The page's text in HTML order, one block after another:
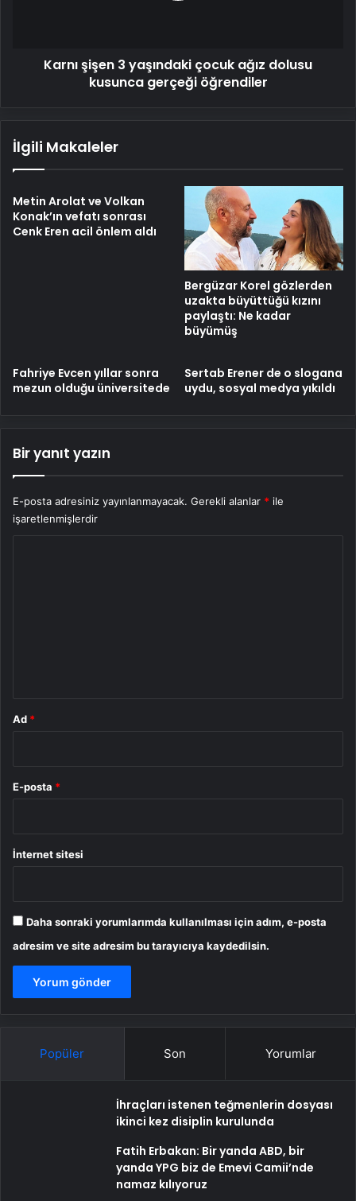
öğrendilerKarnı şişen 3 yaşındaki çocuk ağız dolusu
kusunca gerçeği öğrendiler
İlgili Makaleler
Metin Arolat ve Volkan
Konak’ın vefatı sonrası
Cenk Eren acil önlem aldı
Bergüzar Korel gözlerden
uzakta büyüttüğü kızını
paylaştı: Ne kadar
büyümüş
Fahriye Evcen yıllar sonra
mezun olduğu üniversitede
Sertab Erener de o slogana
uydu, sosyal medya yıkıldı
Bir yanıt yazın
E-posta adresiniz yayınlanmayacak. Gerekli alanlar * ile
işaretlenmişlerdir
Ad *
E-posta *
İnternet sitesi
Daha sonraki yorumlarımda kullanılması için adım, e-posta
adresim ve site adresim bu tarayıcıya kaydedilsin.
Popüler Son Yorumlar
İhraçları istenen teğmenlerin dosyası
ikinci kez disiplin kurulunda
Fatih Erbakan: Bir yanda ABD, bir
yanda YPG biz de Emevi Camii’nde
namaz kılıyoruz